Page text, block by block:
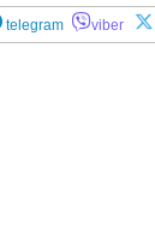
telegram viber